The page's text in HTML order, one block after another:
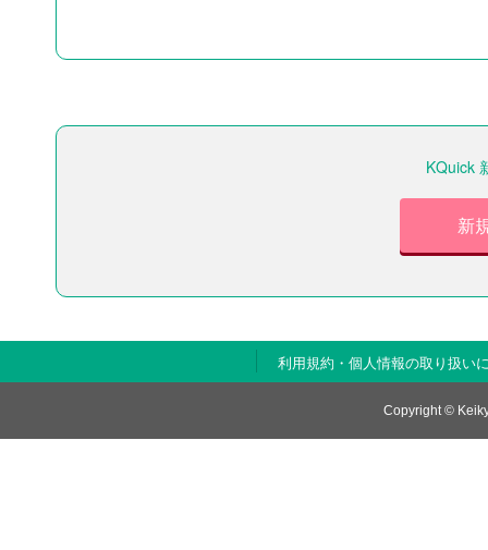
KQuick
新
利用規約・個人情報の取り扱い
Copyright ©